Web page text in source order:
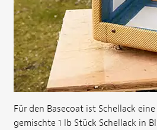
Für den Basecoat ist Schellack
gemischte 1 lb Stück Schellack in